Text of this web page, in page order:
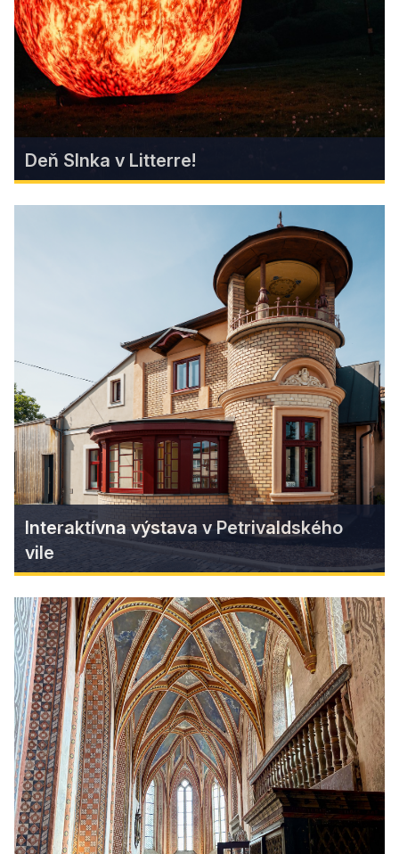
milovníci prírody, histórie aj dobrodružstva.
Find more
Deň Slnka v Litterre!
Deň Slnka v Litterre!
Oslava prvého výročia Parku tmavej oblohy v
priestoroch vesmírnej Litterry - aktivity pre deti,
výstava fotografií a koncert kapely Hudba z
Marsu.
Find more
Interaktívna výstava v Petrivaldského
vile
Interaktívna výstava v
Petrivaldského vile
Navštívte zrekonštruovanú Petrivaldského vilu v
Hnúšti a objavte interaktívnu výstavu o Jankovi
Francisci-Rimavskom, Matejovi Hrebendovi a
jedinečnú expozíciu vývoja knihy.
Find more